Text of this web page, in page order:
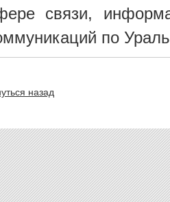
связи,
по
назад